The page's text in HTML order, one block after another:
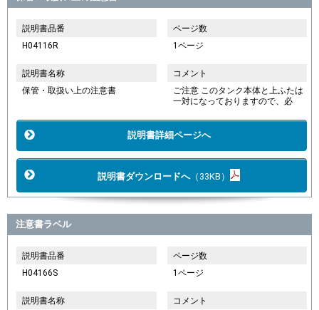
説明書品番
H04116R
ページ数
1ページ
説明書名称
保管・取扱い上の注意書
コメント
ご注意 このタンク本体と上ふたは
一対になっておりますので、必
説明書詳細ページへ
説明書ダウンロードへ（33KB）
注意書ラベル
説明書品番
H04166S
ページ数
1ページ
説明書名称 コメント